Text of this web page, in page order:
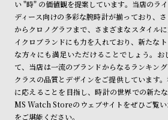
い "時" の価値観を提案しています。当店のラ
ディース向けの多彩な腕時計が揃っており、
からクロノグラフまで、さまざまなスタイル
イクロブランドにも力を入れており、新たな
な方々にも満足いただけることでしょう。お
て、当店は一流のブランドからなるランキン
クラスの品質とデザインをご提供しています
に応えることを目指し、時計の世界での新た
MS Watch Storeのウェブサイトをぜひご覧
をご堪能ください。